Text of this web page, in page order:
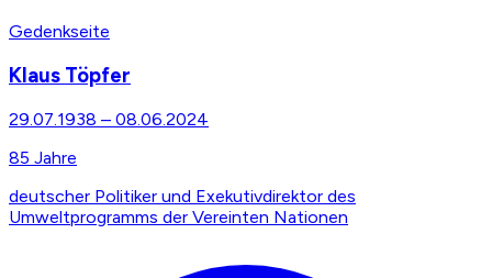
Gedenkseite
Klaus Töpfer
29.07.1938 – 08.06.2024
85 Jahre
deutscher Politiker und Exekutivdirektor des
Umweltprogramms der Vereinten Nationen